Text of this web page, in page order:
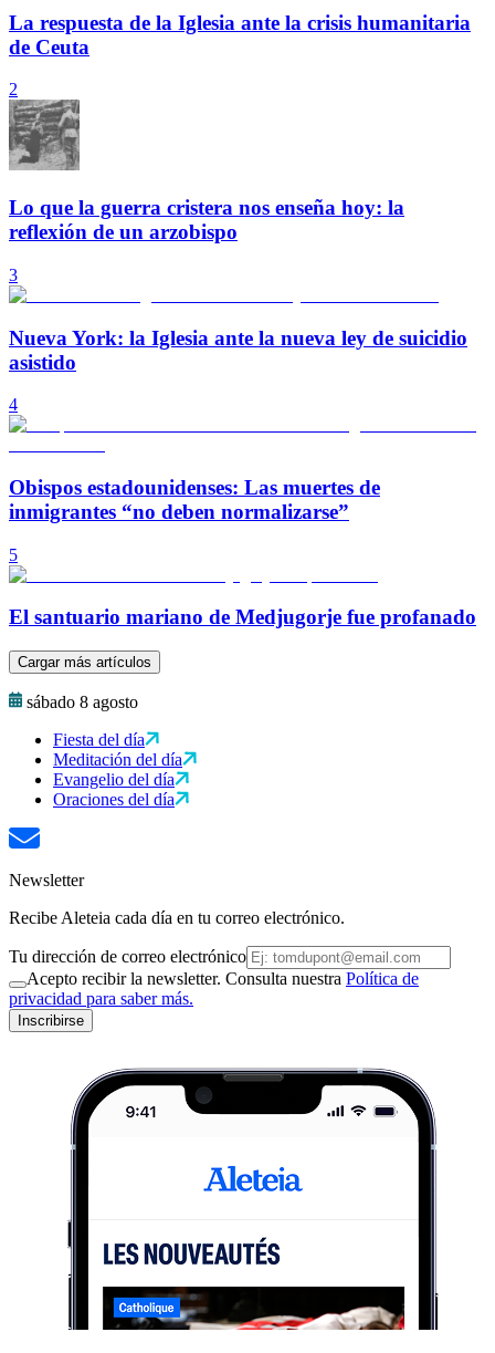
La respuesta de la Iglesia ante la crisis humanitaria
de Ceuta
2
Lo que la guerra cristera nos enseña hoy: la
reflexión de un arzobispo
3
Nueva York: la Iglesia ante la nueva ley de suicidio
asistido
4
Obispos estadounidenses: Las muertes de
inmigrantes “no deben normalizarse”
5
El santuario mariano de Medjugorje fue profanado
Cargar más artículos
sábado 8 agosto
Fiesta del día
Meditación del día
Evangelio del día
Oraciones del día
Newsletter
Recibe Aleteia cada día en tu correo electrónico.
Tu dirección de correo electrónico
Acepto recibir la newsletter. Consulta nuestra Política de
privacidad para saber más.
Inscribirse